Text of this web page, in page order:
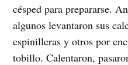
césped para prepararse.
algunos levantaron sus
espinilleras y otros por
tobillo. Calentaron,